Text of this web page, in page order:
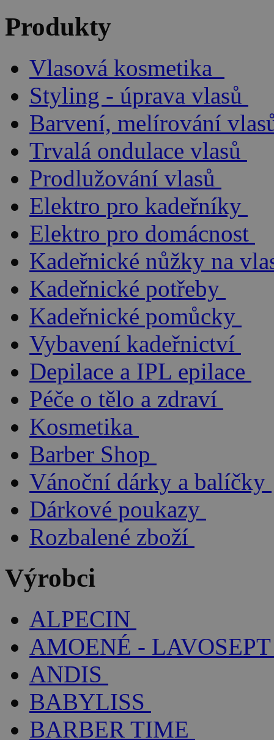
Produkty
Vlasová kosmetika
Styling - úprava vlasů
Barvení, melírování
Trvalá ondulace vlasů
Prodlužování vlasů
Elektro pro kadeřníky
Elektro pro domácnost
Kadeřnické nůžky na
Kadeřnické potřeby
Kadeřnické pomůcky
Vybavení kadeřnictví
Depilace a IPL epilace
Péče o tělo a zdraví
Kosmetika
Barber Shop
Vánoční dárky a balíčky
Dárkové poukazy
Rozbalené zboží
Výrobci
ALPECIN
AMOENÉ - LAVOSEPT
ANDIS
BABYLISS
BARBER TIME